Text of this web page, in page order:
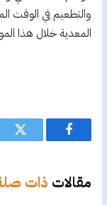
والتطعيم في الوقت
المعدية خلال هذا
فيسبوك
مقالات ذات